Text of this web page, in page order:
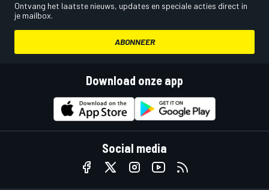
Ontvang het laatste nieuws, updates en speciale acties direct in
je mailbox.
ABONNEER
Download onze app
Social media